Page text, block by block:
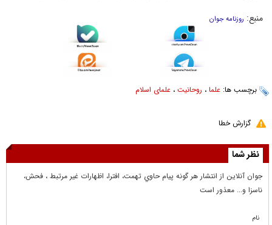
منبع: روزنامه جوان
برچسب ها: علما ، روحانیت ، علمای اسلام
گزارش خطا
نظر شما
جوان آنلاين از انتشار هر گونه پيام حاوي تهمت، افترا، اظهارات غير مرتبط ، فحش،
ناسزا و... معذور است
نام